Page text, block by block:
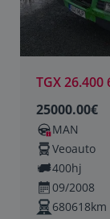
TGX 26.400
25000.00€
MAN
Veoauto
400hj
09/2008
680618km